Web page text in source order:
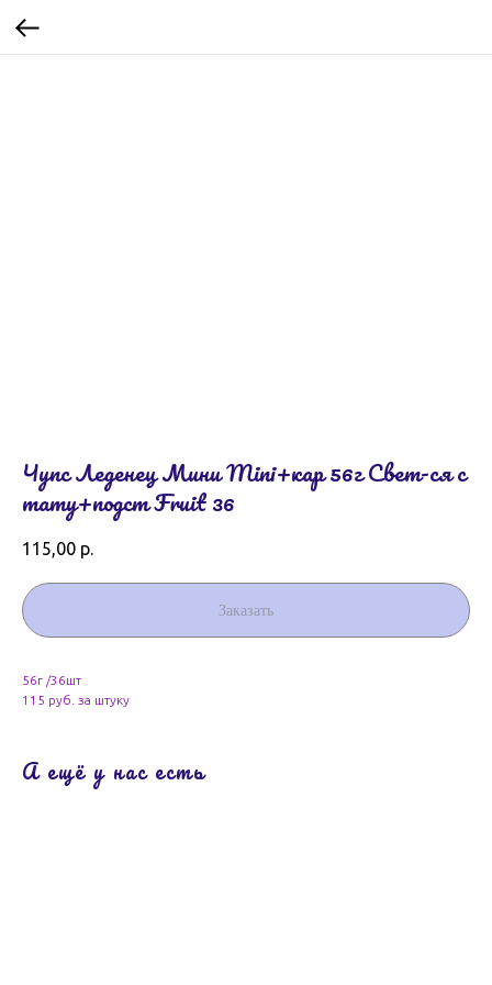
Чупс Леденец Мини Mini+кар 56г Свет-ся с
тату+подст Fruit 36
115,00 р.
Заказать
56г /36шт
115 руб. за штуку
А ещё у нас есть